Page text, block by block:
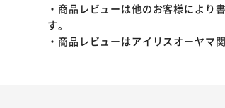
・商品レビューは他のお客様により
す。
・商品レビューはアイリスオーヤマ